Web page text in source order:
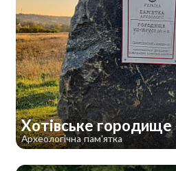
Хотівське городище
Археологічна пам'ятка